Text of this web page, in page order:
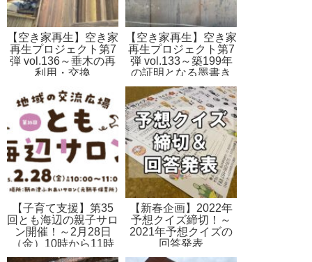
【空き家再生】空き家
再生プロジェクト第7
弾 vol.136～垂木の再
利用・交換
【空き家再生】空き家
再生プロジェクト第7
弾 vol.133～築199年
の証明となる墨書き
【子育て支援】第35
回とも海辺の親子サロ
ン開催！～2月28日
（金）10時から11時
頃 in 旧鞆平保育所
【新春企画】2022年
予想クイズ締切！～
2021年予想クイズの
回答発表